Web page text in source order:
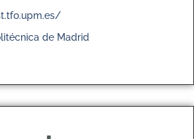
de Madrid